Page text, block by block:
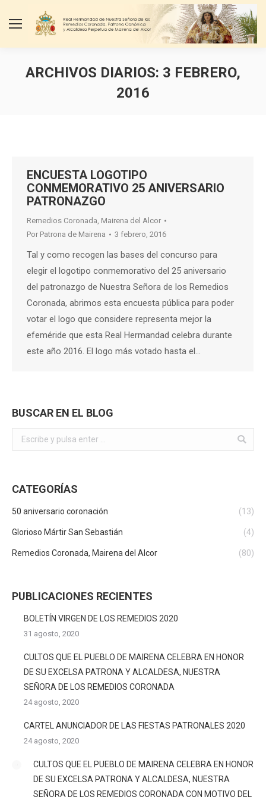
ARCHIVOS DIARIOS: 3 FEBRERO,
2016
ENCUESTA LOGOTIPO
CONMEMORATIVO 25 ANIVERSARIO
PATRONAZGO
Remedios Coronada, Mairena del Alcor
Por Patrona de Mairena 3 febrero, 2016
Tal y como recogen las bases del concurso para
elegir el logotipo conmemorativo del 25 aniversario
del patronazgo de Nuestra Señora de los Remedios
Coronada, abrimos esta encuesta pública para poder
votar el logo que considere representa mejor la
efeméride que esta Real Hermandad celebra durante
este año 2016. El logo más votado hasta el…
BUSCAR EN EL BLOG
Buscar:
CATEGORÍAS
50 aniversario coronación (13)
Glorioso Mártir San Sebastián (4)
Remedios Coronada, Mairena del Alcor (80)
PUBLICACIONES RECIENTES
BOLETÍN VIRGEN DE LOS REMEDIOS 2020
31 agosto, 2020
CULTOS QUE EL PUEBLO DE MAIRENA CELEBRA EN HONOR
DE SU EXCELSA PATRONA Y ALCALDESA, NUESTRA
SEÑORA DE LOS REMEDIOS CORONADA
24 agosto, 2020
CARTEL ANUNCIADOR DE LAS FIESTAS PATRONALES 2020
24 agosto, 2020
CULTOS QUE EL PUEBLO DE MAIRENA CELEBRA EN HONOR
DE SU EXCELSA PATRONA Y ALCALDESA, NUESTRA
SEÑORA DE LOS REMEDIOS CORONADA CON MOTIVO DEL